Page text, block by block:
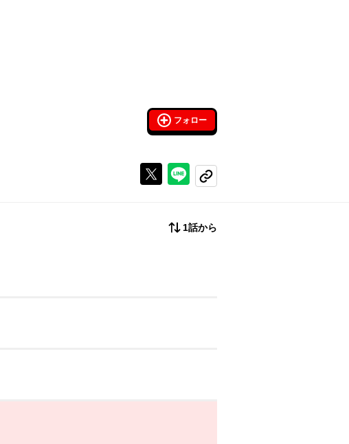
フォロー
Xで投稿するラインでシェアする
コピーする
1話から